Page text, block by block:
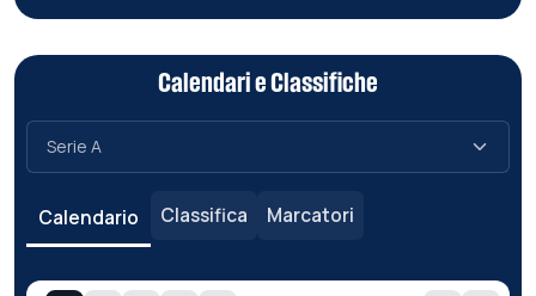
Calendari e Classifiche
Calendario Classifica Marcatori